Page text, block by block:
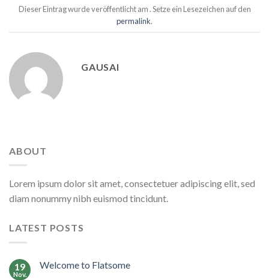
Dieser Eintrag wurde veröffentlicht am . Setze ein Lesezeichen auf den
permalink.
GAUSAI
ABOUT
Lorem ipsum dolor sit amet, consectetuer adipiscing elit, sed
diam nonummy nibh euismod tincidunt.
LATEST POSTS
19
Nov.
Welcome to Flatsome